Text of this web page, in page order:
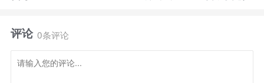
看看我。
重生到嫁给渣男当日，沈南乔毫不犹豫丢下盖头，转
评论 0条评论